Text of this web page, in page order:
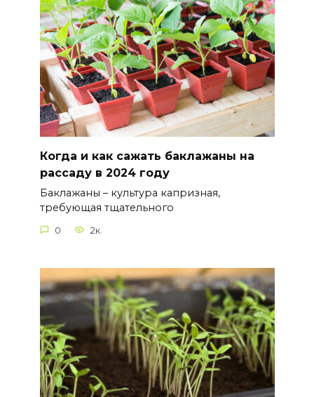
Когда и как сажать баклажаны на
рассаду в 2024 году
Баклажаны – культура капризная,
требующая тщательного
0 2к.